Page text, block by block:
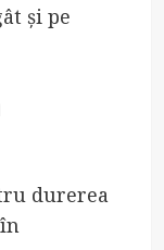
și pe
durerea